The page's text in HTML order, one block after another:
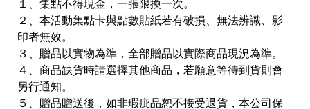
１、集點不得現金，一張限換一次。
２、本活動集點卡與點數貼紙若有破損、無法辨識、影
印者無效。
３、贈品以實物為準，全部贈品以實際商品現況為準。
４、商品缺貨時請選擇其他商品，若願意等待到貨則會
另行通知。
５、贈品贈送後，如非瑕疵品恕不接受退貨，本公司保